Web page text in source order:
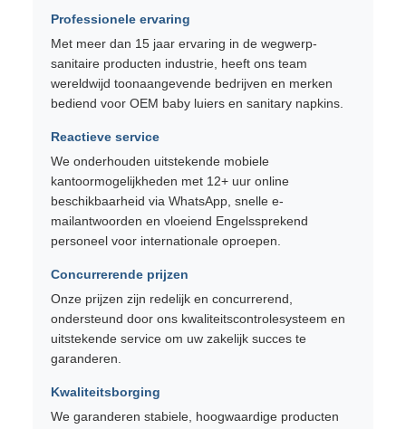
Professionele ervaring
Met meer dan 15 jaar ervaring in de wegwerp-
sanitaire producten industrie, heeft ons team
wereldwijd toonaangevende bedrijven en merken
bediend voor OEM baby luiers en sanitary napkins.
Reactieve service
We onderhouden uitstekende mobiele
kantoormogelijkheden met 12+ uur online
beschikbaarheid via WhatsApp, snelle e-
mailantwoorden en vloeiend Engelssprekend
personeel voor internationale oproepen.
Concurrerende prijzen
Onze prijzen zijn redelijk en concurrerend,
ondersteund door ons kwaliteitscontrolesysteem en
uitstekende service om uw zakelijk succes te
garanderen.
Kwaliteitsborging
We garanderen stabiele, hoogwaardige producten